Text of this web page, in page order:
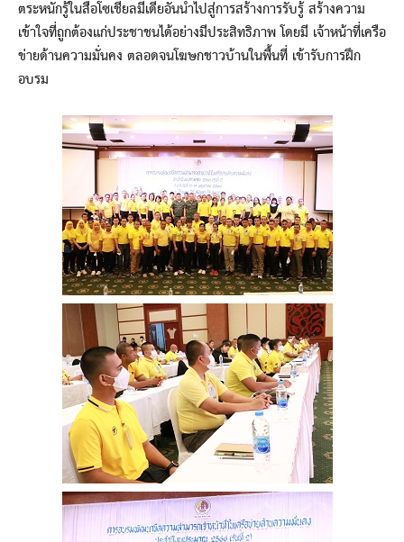
ตระหนักรู้ในสื่อโซเชี่ยลมีเดียอันนำไปสู่การสร้างการรับรู้ สร้างความ
เข้าใจที่ถูกต้องแก่ประชาชนได้อย่างมีประสิทธิภาพ โดยมี เจ้าหน้าที่เครือ
ข่ายด้านความมั่นคง ตลอดจนโฆษกชาวบ้านในพื้นที่ เข้ารับการฝึก
อบรม